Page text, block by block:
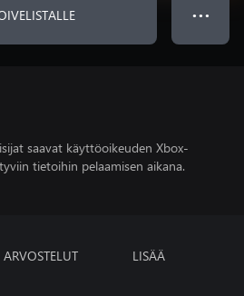
● ● ●
saavat käyttöoikeuden Xbox-
tietoihin pelaamisen aikana.
ARVOSTELUT LISÄÄ